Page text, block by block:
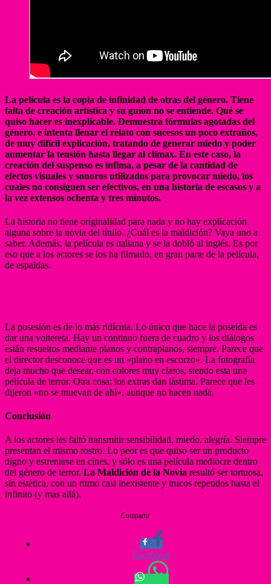
La película es la copia de infinidad de otras del género. Tiene
falta de creación artística y su guion no se entiende. Qué se
quiso hacer es inexplicable. Demuestra fórmulas agotadas del
género, e intenta llenar el relato con sucesos un poco extraños,
de muy difícil explicación, tratando de generar miedo y poder
aumentar la tensión hasta llegar al clímax. En este caso, la
creación del suspenso es ínfima, a pesar de la cantidad de
efectos visuales y sonoros utilizados para provocar miedo, los
cuales no consiguen ser efectivos, en una historia de escasos y a
la vez extensos ochenta y tres minutos.
La historia no tiene originalidad para nada y no hay explicación
alguna sobre la novia del título. ¿Cuál es la maldición? Vaya uno a
saber. Además, la película es italiana y se la dobló al inglés. Es por
eso que a los actores se los ha filmado, en gran parte de la película,
de espaldas.
La posesión es de lo más ridícula. Lo único que hace la poseída es
dar una voltereta. Hay un continuo fuera de cuadro y los diálogos
están resueltos mediante planos y contraplanos, siempre. Parece que
el director desconoce que es un «plano en escorzo». La fotografía
deja mucho que desear, con colores muy claros, siendo esta una
película de terror. Otra cosa: los extras dan lástima. Parece que les
dijeron «no se muevan de ahí», aunque no hacen nada.
Conclusión
A los actores les faltó transmitir sensibilidad, miedo, alegría. Siempre
presentan el mismo rostro. Lo peor es que quiso ser un producto
digno y estrenarse en cines, y sólo es una película mediocre dentro
del género de terror. La Maldición de la Novia resultó ser tortuosa,
sin estética, con un ritmo casi inexistente y trucos repetidos hasta el
infinito (y más allá).
Compartir
Facebook